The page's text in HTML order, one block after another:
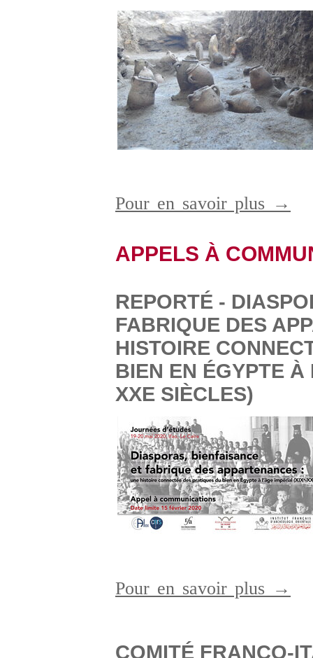
Pour en savoir plus →
APPELS À
REPORTÉ -
FABRIQUE DES
HISTOIRE
BIEN EN ÉGYPTE À
XXE SIÈCLES)
Pour en savoir plus →
COMITÉ FRANCO-